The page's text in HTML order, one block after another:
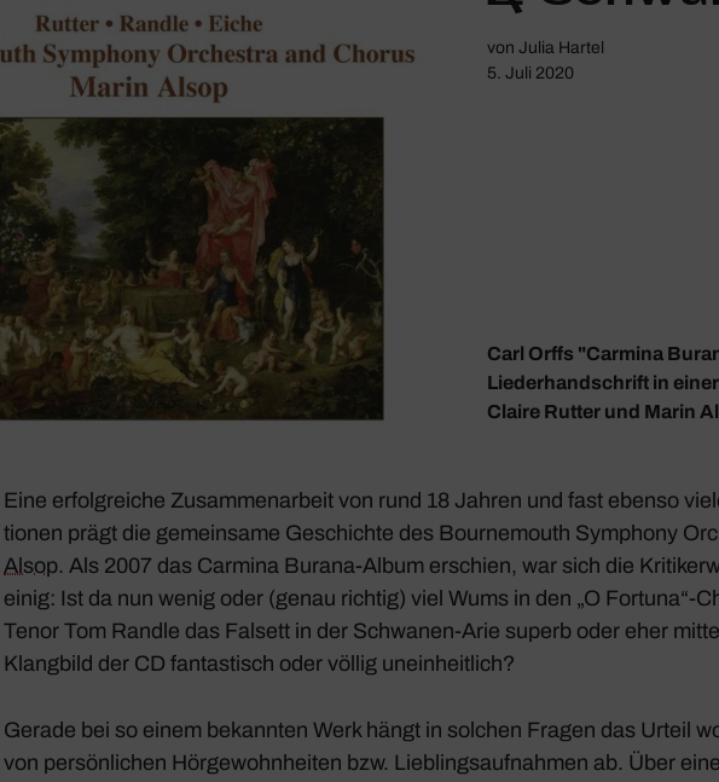
von Julia Hartel
5. Juli 2020
Carl Orffs "Carmina
Liederhandschrift in
Claire Rutter und Marin
Eine erfolg­reiche Zusam­men­ar­beit von rund 18 Jahren und fast ebenso
tionen prägt die gemein­same Geschichte des Bour­ne­mouth Symphony
Alsop. Als 2007 das Carmina Burana-Album erschien, war sich die
einig: Ist da nun wenig oder (genau richtig) viel Wums in den „O Fortuna“-
Tenor Tom Randle das Falsett in der Schwanen-Arie superb oder eher
Klang­bild der CD fantas­tisch oder völlig unein­heit­lich?
Gerade bei so einem bekannten Werk hängt in solchen Fragen das Urteil
von persön­li­chen Hörge­wohn­heiten bzw. Lieb­lings­auf­nahmen ab. Über